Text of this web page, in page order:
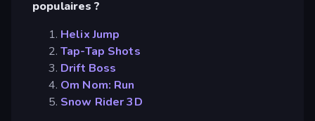
populaires ?
Helix Jump
Tap-Tap Shots
Drift Boss
Om Nom: Run
Snow Rider 3D